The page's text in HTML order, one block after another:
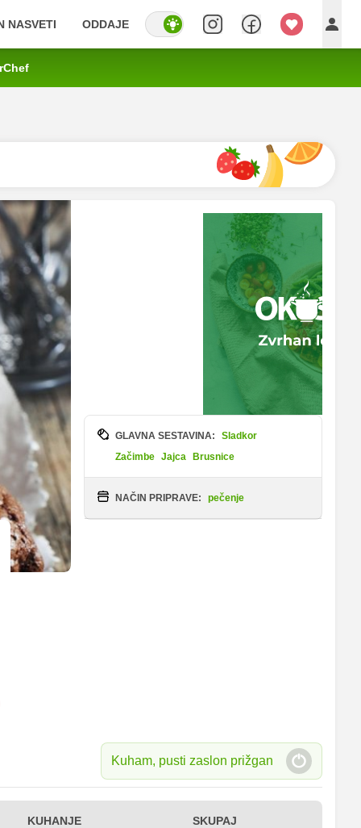
NASVETI ODDAJE
GLAVNA SESTAVINA:
Sladkor
Začimbe Jajca Brusnice
NAČIN PRIPRAVE: pečenje
Kuham, pusti zaslon prižgan
KUHANJE
SKUPAJ